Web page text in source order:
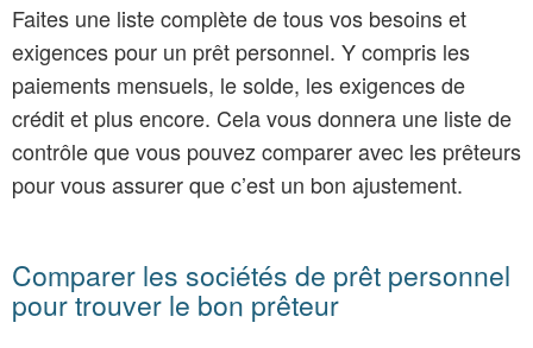
Faites une liste complète de tous vos besoins et
exigences pour un prêt personnel. Y compris les
paiements mensuels, le solde, les exigences de
crédit et plus encore. Cela vous donnera une liste de
contrôle que vous pouvez comparer avec les prêteurs
pour vous assurer que c’est un bon ajustement.
Comparer les sociétés de prêt personnel
pour trouver le bon prêteur